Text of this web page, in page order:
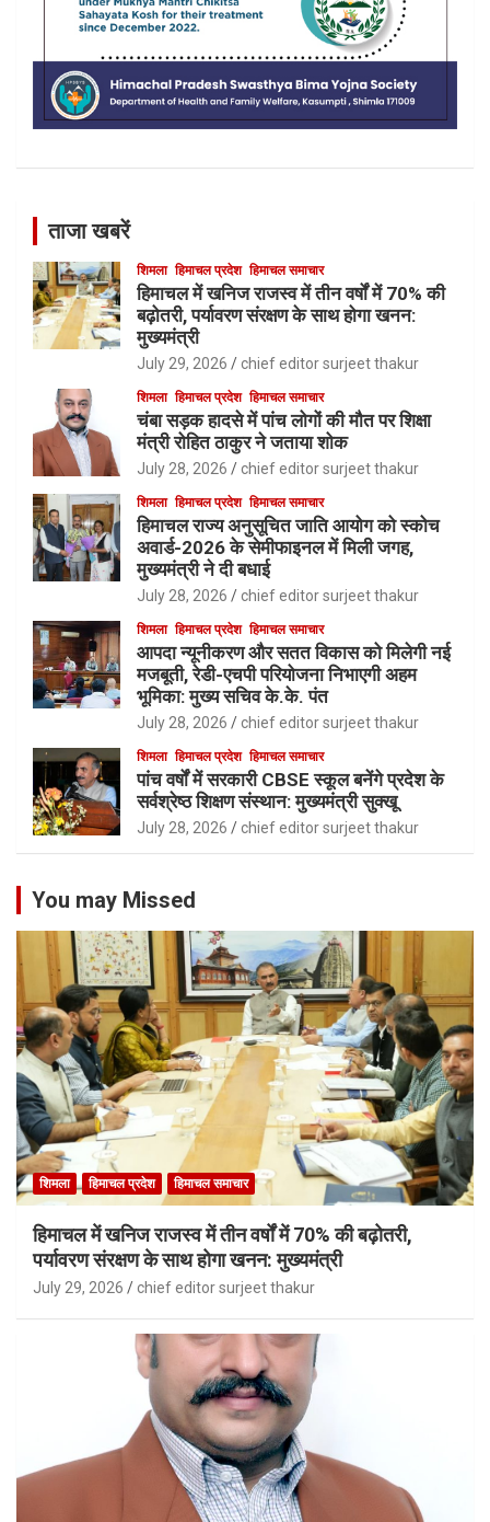
ताजा खबरें
शिमला हिमाचल प्रदेश हिमाचल समाचार
हिमाचल में खनिज राजस्व में तीन वर्षों में 70% की
बढ़ोतरी, पर्यावरण संरक्षण के साथ होगा खनन:
मुख्यमंत्री
July 29, 2026 chief editor surjeet thakur
शिमला हिमाचल प्रदेश हिमाचल समाचार
चंबा सड़क हादसे में पांच लोगों की मौत पर शिक्षा
मंत्री रोहित ठाकुर ने जताया शोक
July 28, 2026 chief editor surjeet thakur
शिमला हिमाचल प्रदेश हिमाचल समाचार
हिमाचल राज्य अनुसूचित जाति आयोग को स्कोच
अवार्ड-2026 के सेमीफाइनल में मिली जगह,
मुख्यमंत्री ने दी बधाई
July 28, 2026 chief editor surjeet thakur
शिमला हिमाचल प्रदेश हिमाचल समाचार
आपदा न्यूनीकरण और सतत विकास को मिलेगी नई
मजबूती, रेडी-एचपी परियोजना निभाएगी अहम
भूमिका: मुख्य सचिव के.के. पंत
July 28, 2026 chief editor surjeet thakur
शिमला हिमाचल प्रदेश हिमाचल समाचार
पांच वर्षों में सरकारी CBSE स्कूल बनेंगे प्रदेश के
सर्वश्रेष्ठ शिक्षण संस्थान: मुख्यमंत्री सुक्खू
July 28, 2026 chief editor surjeet thakur
You may Missed
शिमला हिमाचल प्रदेश हिमाचल समाचार
हिमाचल में खनिज राजस्व में तीन वर्षों में 70% की बढ़ोतरी,
पर्यावरण संरक्षण के साथ होगा खनन: मुख्यमंत्री
July 29, 2026 chief editor surjeet thakur